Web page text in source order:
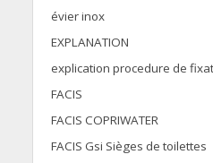
évier inox
EXPLANATION
explication procedure de
FACIS
FACIS COPRIWATER
FACIS Gsi Sièges de toilettes